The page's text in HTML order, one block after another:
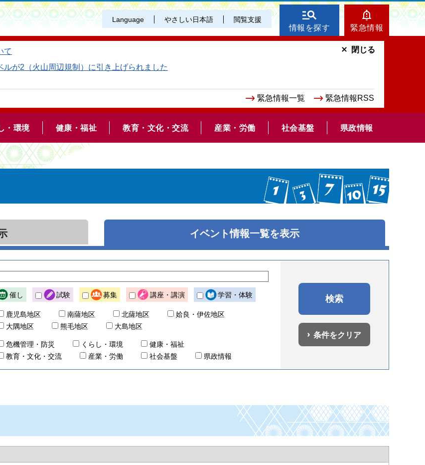
Language やさしい日本語 閲覧支援
情報を探す 緊急情報
て
ルが2（火山周辺規制）に引き上げられました
緊急情報一覧 緊急情報RSS
閉じる
・環境 健康・福祉 教育・文化・交流 産業・労働 社会基盤 県政情報
イベント情報一覧を表示
催し 試験 募集 講座・講演 学習・体験
鹿児島地区 南薩地区 北薩地区
姶良・伊佐地区
大隅地区
熊毛地区 大島地区
危機管理・防災 くらし・環境
健康・福祉
教育・文化・交流
産業・労働 社会基盤 県政情報
条件をクリア